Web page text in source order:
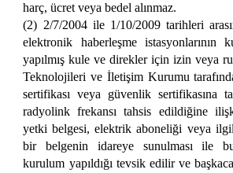
harç, ücret veya bedel alınmaz.
(2) 2/7/2004 ile 1/10/2009 tarihleri
elektronik haberleşme istasyonlarının
yapılmış kule ve direkler için izin veya
Teknolojileri ve İletişim Kurumu
sertifikası veya güvenlik sertifikasına
radyolink frekansı tahsis edildiğine
yetki belgesi, elektrik aboneliği veya
bir belgenin idareye sunulması ile
kurulum yapıldığı tevsik edilir ve